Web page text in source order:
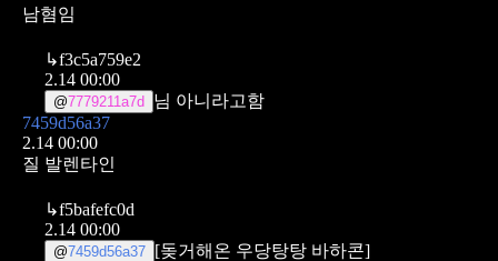
남혐임
↳f3c5a759e2
2.14 00:00
@7779211a7d
님 아니라고함
7459d56a37
2.14 00:00
질 발렌타인
↳f5bafefc0d
2.14 00:00
@7459d56a37 [돚거해온 우당탕탕 바하콘]